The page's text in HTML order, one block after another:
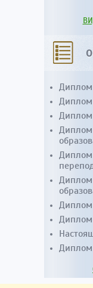
Диплом
Диплом
Диплом
Диплом
Диплом
Диплом
Диплом